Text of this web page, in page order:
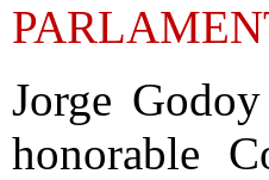
Jorge
honorable